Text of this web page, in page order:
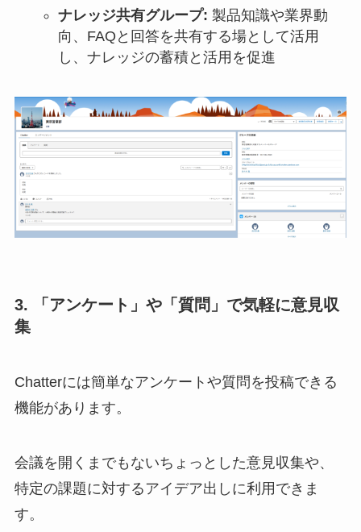
ナレッジ共有グループ: 製品知識や業界動
向、FAQと回答を共有する場として活用
し、ナレッジの蓄積と活用を促進
3. 「アンケート」や「質問」で気軽に意見収
集
Chatterには簡単なアンケートや質問を投稿できる
機能があります。
会議を開くまでもないちょっとした意見収集や、
特定の課題に対するアイデア出しに利用できま
す。